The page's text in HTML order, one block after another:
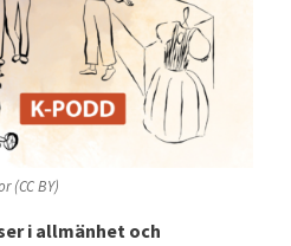
(CC BY)
i allmänhet och